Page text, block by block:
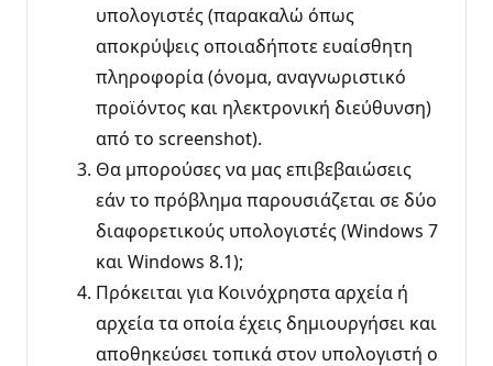
υπολογιστές (παρακαλώ όπως
αποκρύψεις οποιαδήποτε ευαίσθητη
πληροφορία (όνομα, αναγνωριστικό
προϊόντος και ηλεκτρονική διεύθυνση)
από το screenshot).
Θα μπορούσες να μας επιβεβαιώσεις
εάν το πρόβλημα παρουσιάζεται σε δύο
διαφορετικούς υπολογιστές (Windows 7
και Windows 8.1);
Πρόκειται για Κοινόχρηστα αρχεία ή
αρχεία τα οποία έχεις δημιουργήσει και
αποθηκεύσει τοπικά στον υπολογιστή ο